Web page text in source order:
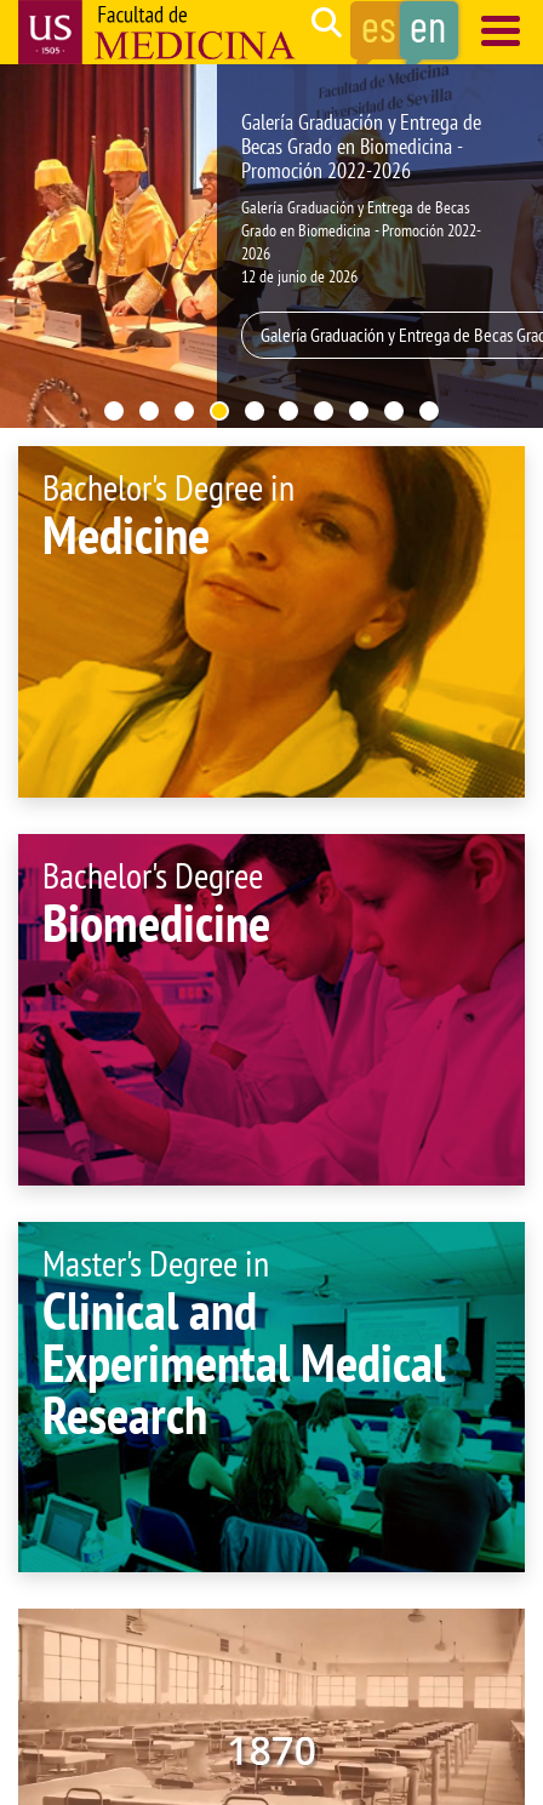
Search
principal
Galería Graduación y Entrega de
Becas Grado en Biomedicina -
Promoción 2022-2026
Galería Graduación y Entrega de Becas
Grado en Biomedicina - Promoción 2022-
2026
12 de junio de 2026
Galería Graduación y Entrega de Becas
Bachelor's Degree in
Medicine
Bachelor's Degree
Biomedicine
Master's Degree in
Clinical and
Experimental Medical
Research